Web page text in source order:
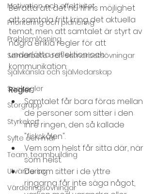
Motivation och effektivitet
Prioritering och planering
Problemlösning
Samarbete och samarbetsövningar
Självkänsla och självledarskap
Spelregler
Storgrupp
Styrkekort
Syfte och mål
Team, teambuilding
Utvärdering
Värderingsövningar
Berätta att det nu finns möjlighet
att samtala fritt kring det aktuella
temat, men att samtalet är styrt av
några enkla regler för att
underlätta reflektion och
kommunikation:
Regler:
Samtalet får bara föras mellan
de personer som sitter i den
inre ringen, den så kallade
"fiskskålen".
Vem som helst får sitta där, när
som helst.
De som sitter i de yttre
ringarna får inte säga något,